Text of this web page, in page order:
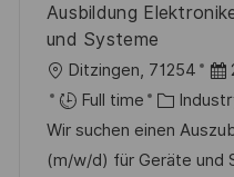
t
y
Ausbildung
und Systeme
L
o
c
a
Ditzingen, 71254
P
o
s
t
Full time
C
a
t
Wir suchen einen
(m/w/d) für Geräte und